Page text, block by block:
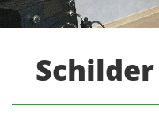
Schilder